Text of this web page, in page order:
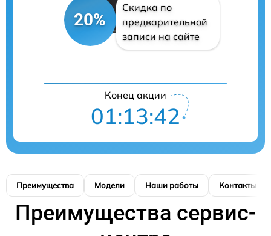
20%
Скидка по
предварительной
записи на сайте
Конец акции
01:13:41
Преимущества Модели Наши работы Контакты
Преимущества сервис-